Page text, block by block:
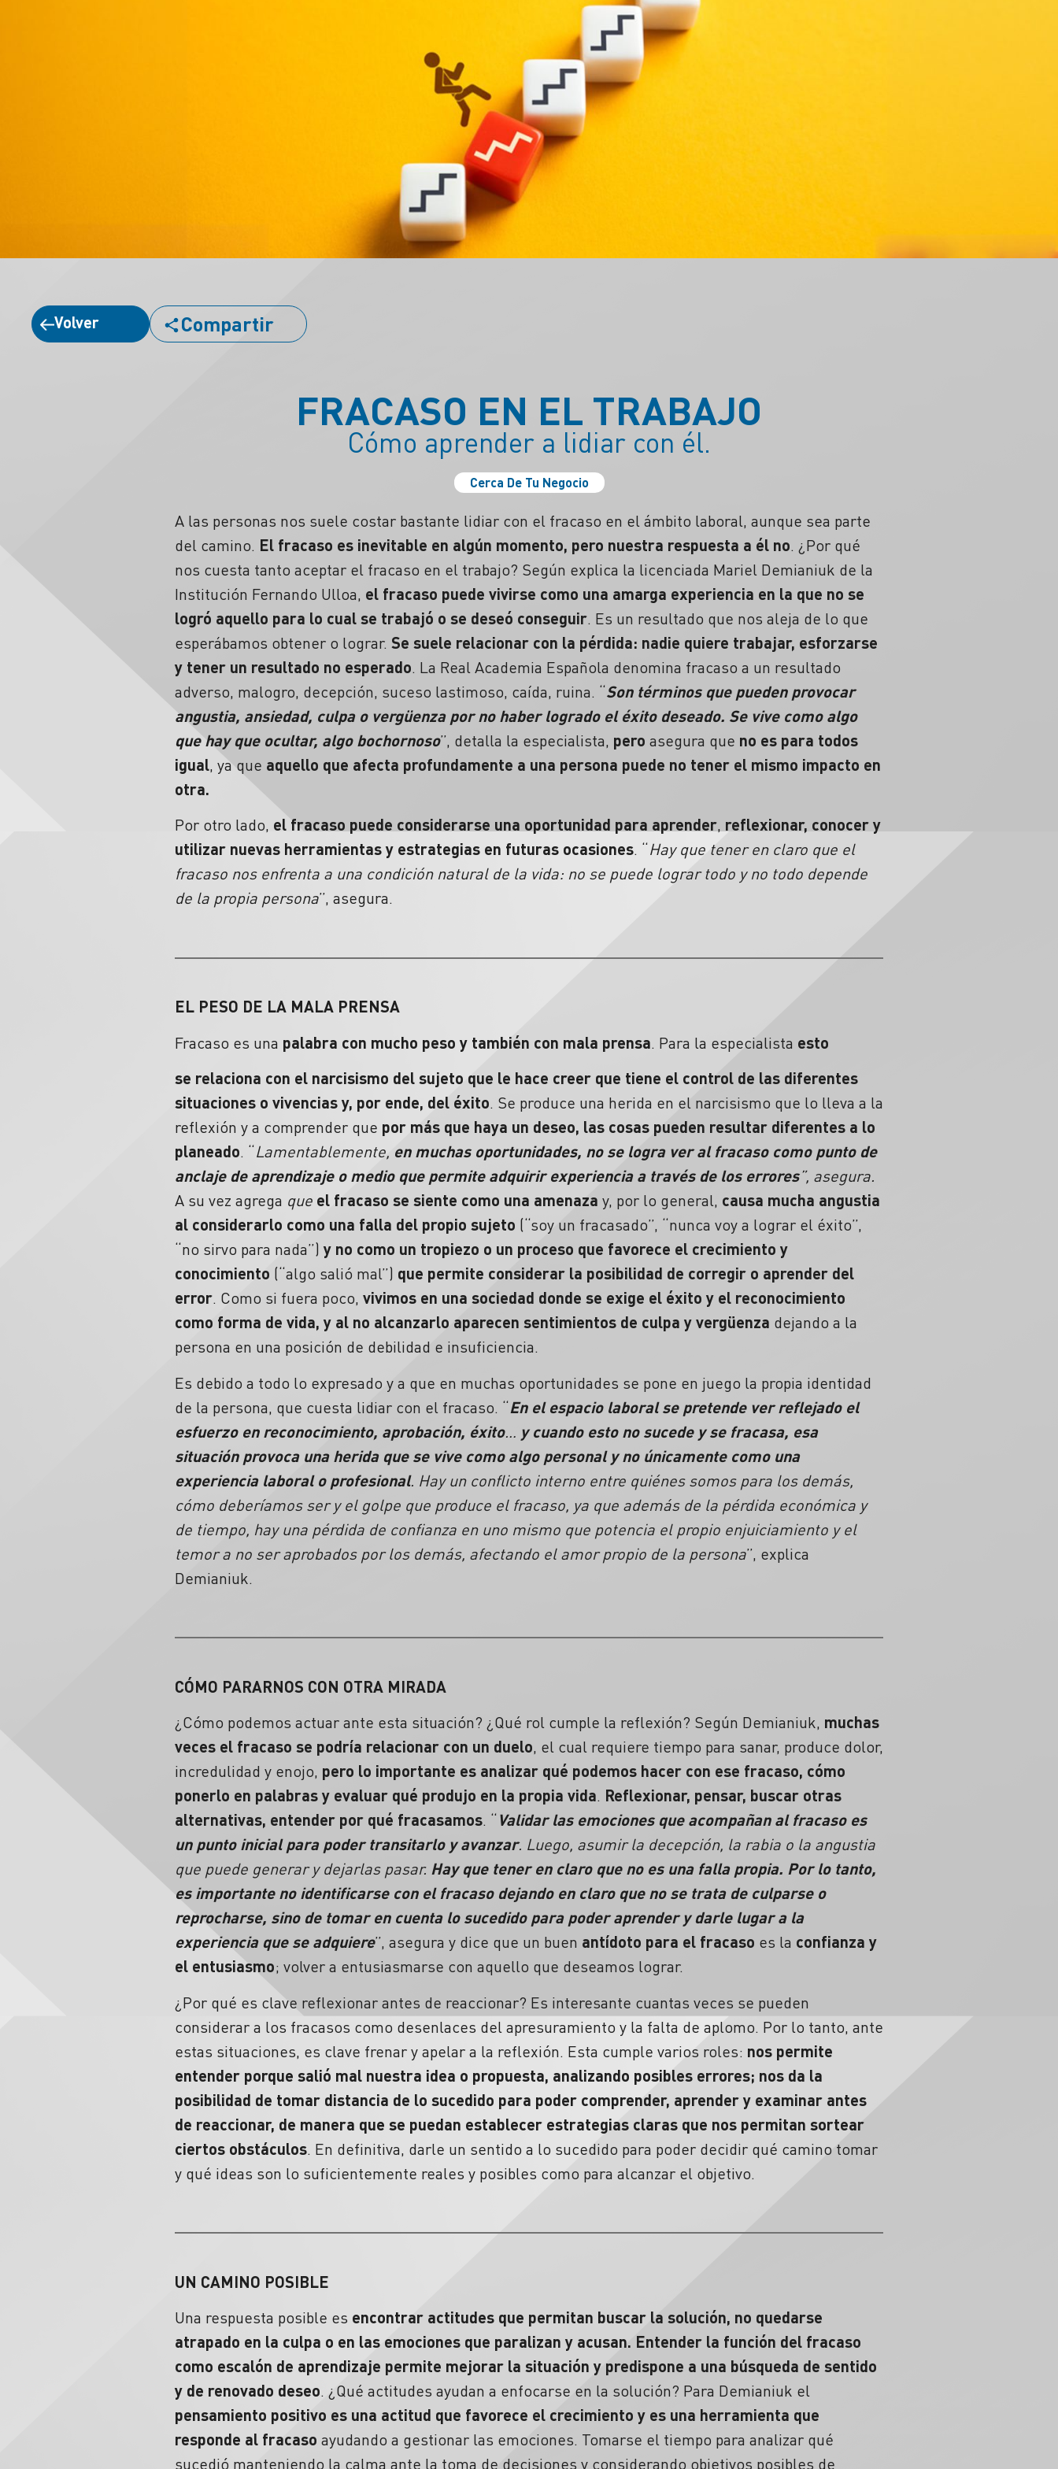
Volver Compartir
FRACASO EN EL TRABAJO
Cómo aprender a lidiar con él.
Cerca De Tu Negocio
A las personas nos suele costar bastante lidiar con el fracaso en el ámbito laboral, aunque sea parte
del camino. El fracaso es inevitable en algún momento, pero nuestra respuesta a él no. ¿Por qué
nos cuesta tanto aceptar el fracaso en el trabajo? Según explica la licenciada Mariel Demianiuk de la
Institución Fernando Ulloa, el fracaso puede vivirse como una amarga experiencia en la que no se
logró aquello para lo cual se trabajó o se deseó conseguir. Es un resultado que nos aleja de lo que
esperábamos obtener o lograr. Se suele relacionar con la pérdida: nadie quiere trabajar, esforzarse
y tener un resultado no esperado. La Real Academia Española denomina fracaso a un resultado
adverso, malogro, decepción, suceso lastimoso, caída, ruina. “Son términos que pueden provocar
angustia, ansiedad, culpa o vergüenza por no haber logrado el éxito deseado. Se vive como algo
que hay que ocultar, algo bochornoso”, detalla la especialista, pero asegura que no es para todos
igual, ya que aquello que afecta profundamente a una persona puede no tener el mismo impacto en
otra.
Por otro lado, el fracaso puede considerarse una oportunidad para aprender, reflexionar, conocer y
utilizar nuevas herramientas y estrategias en futuras ocasiones. “Hay que tener en claro que el
fracaso nos enfrenta a una condición natural de la vida: no se puede lograr todo y no todo depende
de la propia persona”, asegura.
EL PESO DE LA MALA PRENSA
Fracaso es una palabra con mucho peso y también con mala prensa. Para la especialista esto
se relaciona con el narcisismo del sujeto que le hace creer que tiene el control de las diferentes
situaciones o vivencias y, por ende, del éxito. Se produce una herida en el narcisismo que lo lleva a la
reflexión y a comprender que por más que haya un deseo, las cosas pueden resultar diferentes a lo
planeado. “Lamentablemente, en muchas oportunidades, no se logra ver al fracasocomo punto de
anclaje de aprendizajeo medio que permite adquirir experiencia a través de los errores”, asegura.
A su vez agrega que el fracaso se siente como una amenaza y, por lo general, causa mucha angustia
al considerarlo como una falla del propio sujeto (“soy un fracasado”, “nunca voy a lograr el éxito”,
“no sirvo para nada”) y no como un tropiezo o un proceso que favorece el crecimiento y
conocimiento (“algo salió mal”) que permite considerar la posibilidad de corregir o aprender del
error. Como si fuera poco, vivimos en una sociedad donde se exige el éxito y el reconocimiento
como forma de vida, y al no alcanzarlo aparecen sentimientos de culpa y vergüenza dejando a la
persona en una posición de debilidad e insuficiencia.
Es debido a todo lo expresado y a que en muchas oportunidades se pone en juego la propia identidad
de la persona, que cuesta lidiar con el fracaso. “En el espacio laboral se pretende ver reflejado el
esfuerzo en reconocimiento, aprobación, éxito… y cuando esto no sucede y se fracasa, esa
situación provoca una herida que se vive como algo personal y no únicamente como una
experiencia laboral o profesional. Hay un conflicto interno entre quiénes somos para los demás,
cómo deberíamos ser y el golpe que produce el fracaso, ya que además de la pérdida económica y
de tiempo, hay una pérdida de confianza en uno mismo que potencia el propio enjuiciamiento y el
temor a no ser aprobados por los demás, afectando el amor propio de la persona”, explica
Demianiuk.
CÓMO PARARNOS CON OTRA MIRADA
¿Cómo podemos actuar ante esta situación? ¿Qué rol cumple la reflexión? Según Demianiuk, muchas
veces el fracaso se podría relacionar con un duelo, el cual requiere tiempo para sanar, produce dolor,
incredulidad y enojo, pero lo importante es analizar qué podemos hacer con ese fracaso, cómo
ponerlo en palabras y evaluar qué produjo en la propia vida. Reflexionar, pensar, buscar otras
alternativas, entender por qué fracasamos. “ Validar las emociones que acompañan al fracasoes
un punto inicial para poder transitarlo y avanzar. Luego, asumir la decepción, la rabia o la angustia
que puede generar y dejarlas pasar. Hay que tener en claro que no es una falla propia. Por lo tanto,
es importante no identificarse con el fracasodejando en claro que no se trata de culparse o
reprocharse, sino de tomar en cuenta lo sucedido para poder aprender y darle lugar a la
experiencia que se adquiere”, asegura y dice que un buen antídoto para el fracaso es la confianza y
el entusiasmo; volver a entusiasmarse con aquello que deseamos lograr.
¿Por qué es clave reflexionar antes de reaccionar? Es interesante cuantas veces se pueden
considerar a los fracasos como desenlaces del apresuramiento y la falta de aplomo. Por lo tanto, ante
estas situaciones, es clave frenar y apelar a la reflexión. Esta cumple varios roles: nos permite
entender porque salió mal nuestra idea o propuesta, analizando posibles errores; nos da la
posibilidad de tomar distancia de lo sucedido para poder comprender, aprender y examinar antes
de reaccionar, de manera que se puedan establecer estrategias claras que nos permitan sortear
ciertos obstáculos. En definitiva, darle un sentido a lo sucedido para poder decidir qué camino tomar
y qué ideas son lo suficientemente reales y posibles como para alcanzar el objetivo.
UN CAMINO POSIBLE
Una respuesta posible es encontrar actitudes que permitan buscar la solución, no quedarse
atrapado en la culpa o en las emociones que paralizan y acusan. Entender la función del fracaso
como escalón de aprendizaje permite mejorar la situación y predispone a una búsqueda de sentido
y de renovado deseo. ¿Qué actitudes ayudan a enfocarse en la solución? Para Demianiuk el
pensamiento positivo es una actitud que favorece el crecimiento y es una herramienta que
responde al fracaso ayudando a gestionar las emociones. Tomarse el tiempo para analizar qué
sucedió manteniendo la calma ante la toma de decisiones y considerando objetivos posibles de